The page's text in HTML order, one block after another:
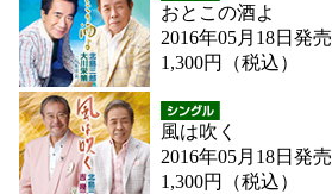
おとこの酒よ
2016年05月18日発売
1,300円（税込）
風は吹く
2016年05月18日発売
1,300円（税込）